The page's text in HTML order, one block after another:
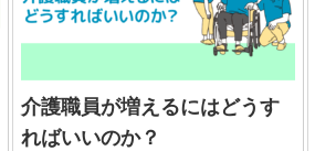
介護職員が増えるにはどうす
ればいいのか？